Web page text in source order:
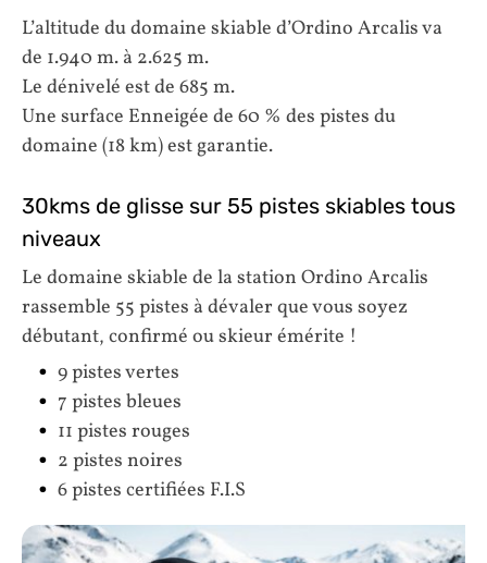
L’altitude du domaine skiable d’Ordino Arcalis va
de 1.940 m. à 2.625 m.
Le dénivelé est de 685 m.
Une surface Enneigée de 60 % des pistes du
domaine (18 km) est garantie.
30kms de glisse sur 55 pistes skiables tous
niveaux
Le domaine skiable de la station Ordino Arcalis
rassemble 55 pistes à dévaler que vous soyez
débutant, confirmé ou skieur émérite !
9 pistes vertes
7 pistes bleues
11 pistes rouges
2 pistes noires
6 pistes certifiées F.I.S